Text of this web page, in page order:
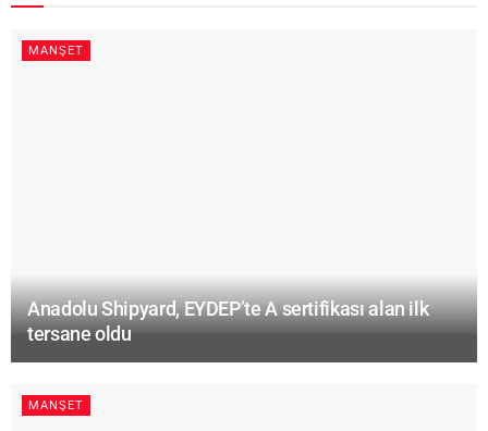
MANŞET
Anadolu Shipyard, EYDEP’te A sertifikası alan ilk
tersane oldu
MANŞET